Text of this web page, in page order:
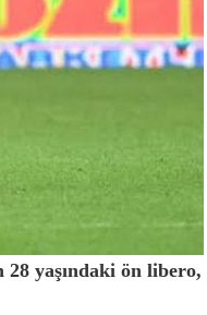
28 yaşındaki ön libero,